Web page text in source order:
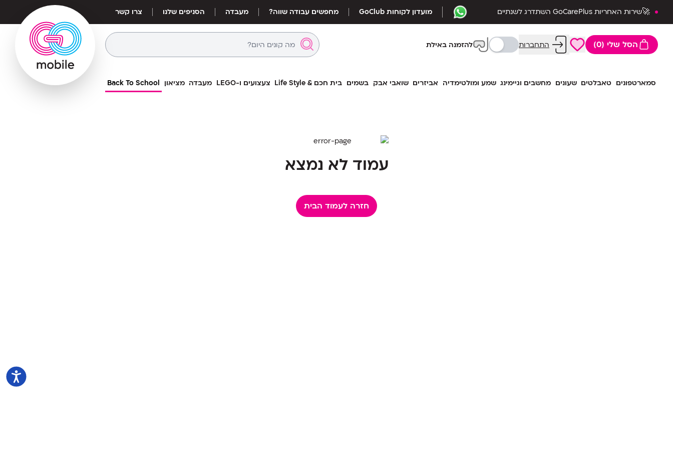
🚀שירות האחריות GoCarePlus השתדרג לשנתיים
שלמות🛡️
מועדון לקוחות GoClub מחפשים עבודה שווה? מעבדה הסניפים שלנו צרו קשר
הסל שלי (0) התחברות להזמנה באילת
סמארטפונים טאבלטים שעונים מחשבים וגיימינג שמע ומולטימדיה אביזרים שואבי אבק בשמים בית חכם & Life Style צעצועים ו-LEGO מעבדה מציאון Back To School
עמוד לא נמצא
חזרה לעמוד הבית